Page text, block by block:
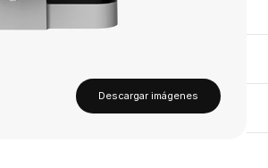
Descargar imágenes